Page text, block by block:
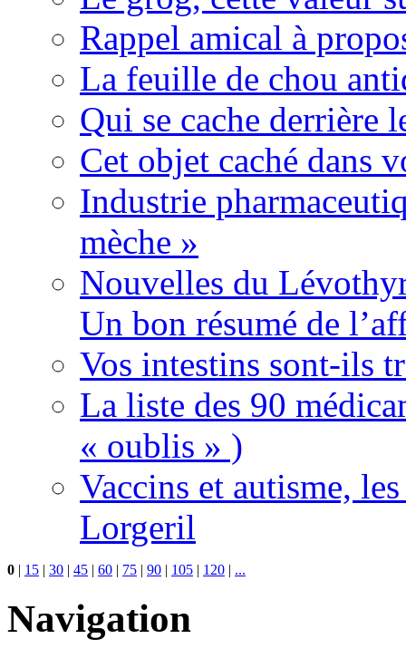
Rappel amical à
La feuille de chou
Qui se cache derrière
Cet objet caché dans
Industrie
mèche »
Nouvelles du
Un bon résumé de
Vos intestins sont-ils
La liste des 90
« oublis » )
Vaccins et autisme,
Lorgeril
0 | 15 | 30 | 45 | 60 | 75 | 90 | 105 | 120 | ...
Navigation